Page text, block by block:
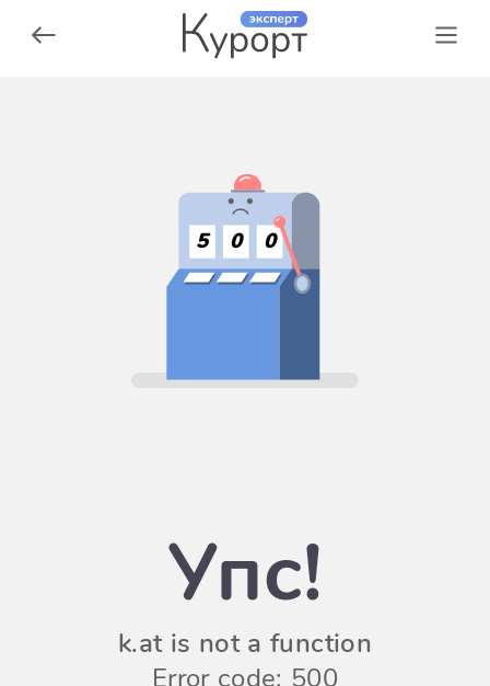
5 0 0
Упс!
k.at is not a function
Error code: 500